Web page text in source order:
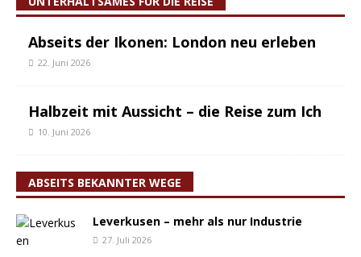
Abseits der Ikonen: London neu erleben
22. Juni 2026
Halbzeit mit Aussicht – die Reise zum Ich
10. Juni 2026
ABSEITS BEKANNTER WEGE
Leverkusen – mehr als nur Industrie
27. Juli 2026